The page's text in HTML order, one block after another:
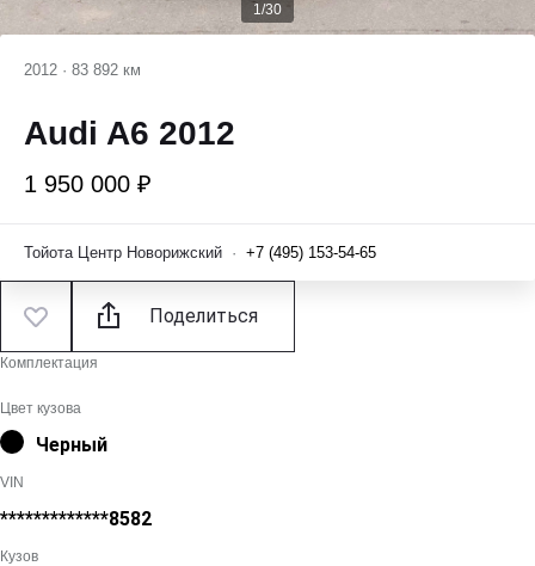
1/30
2012 · 83 892 км
Audi A6 2012
1 950 000 ₽
Тойота Центр Новорижский · +7 (495) 153-54-65
Поделиться
Комплектация
Цвет кузова
Черный
VIN
*************8582
Кузов